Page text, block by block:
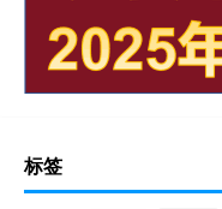
标签